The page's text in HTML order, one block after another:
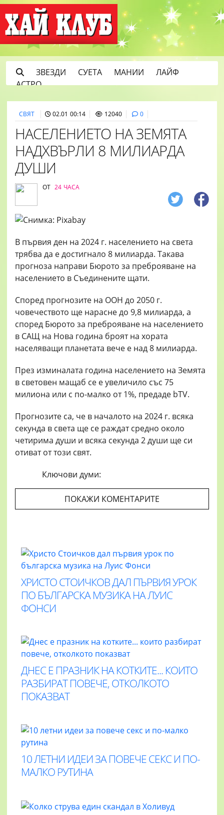
ЗВЕЗДИ СУЕТА МАНИИ
ЛАЙФ
АСТРО
СВЯТ 02.01 00:14 12040 0
НАСЕЛЕНИЕТО НА ЗЕМЯТА
НАДХВЪРЛИ 8 МИЛИАРДА
ДУШИ
ОТ 24 ЧАСА
В първия ден на 2024 г. населението на света
трябва да e достигнало 8 милиарда. Такава
прогноза направи Бюрото за преброяване на
населението в Съединените щати.
Според прогнозите на ООН до 2050 г.
човечеството ще нарасне до 9,8 милиарда, а
според Бюрото за преброяване на населението
в САЩ на Нова година броят на хората
населяващи планетата вече е над 8 милиарда.
През изминалата година населението на Земята
в световен мащаб се е увеличило със 75
милиона или с по-малко от 1%, предаде bTV.
Прогнозите са, че в началото на 2024 г. всяка
секунда в света ще се раждат средно около
четирима души и всяка секунда 2 души ще си
отиват от този свят.
Ключови думи:
ПОКАЖИ КОМЕНТАРИТЕ
ХРИСТО СТОИЧКОВ ДАЛ ПЪРВИЯ УРОК
ПО БЪЛГАРСКА МУЗИКА НА ЛУИС
ФОНСИ
ДНЕС Е ПРАЗНИК НА КОТКИТЕ... КОИТО
РАЗБИРАТ ПОВЕЧЕ, ОТКОЛКОТО
ПОКАЗВАТ
10 ЛЕТНИ ИДЕИ ЗА ПОВЕЧЕ СЕКС И ПО-
МАЛКО РУТИНА